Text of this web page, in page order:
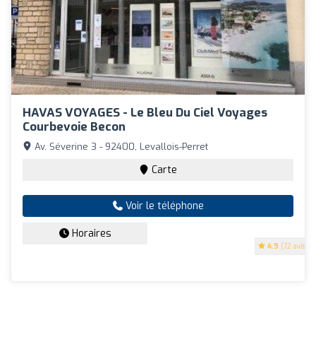
HAVAS VOYAGES - Le Bleu Du Ciel Voyages
Courbevoie Becon
4.9 (72 avis)
Av. Séverine 3 - 92400, Levallois-Perret
Carte
Voir le téléphone
Horaires